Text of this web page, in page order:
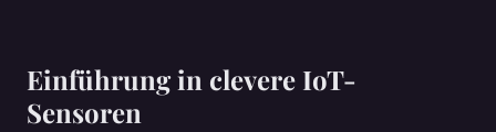
Einführung in clevere IoT-
Sensoren